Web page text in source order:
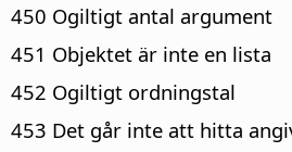
450 Ogiltigt antal argument
451 Objektet är inte en lista
452 Ogiltigt ordningstal
453 Det går inte att hitta